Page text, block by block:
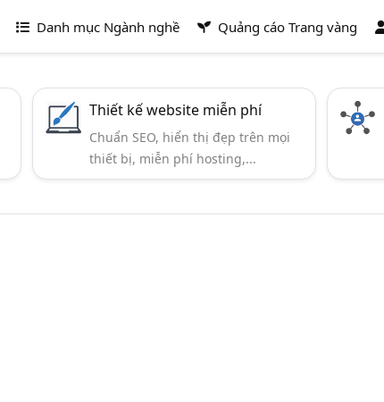
Danh mục Ngành nghề Quảng cáo Trang vàng
Thiết kế website miễn phí
Chuẩn SEO, hiển thị đẹp trên mọi
thiết bị, miễn phí hosting,...